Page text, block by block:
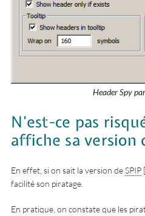
Header Spy
N’est-ce pas
affiche sa version
En effet, si on sait la version deSPIP [
facilité son piratage.
En pratique, on constate que les